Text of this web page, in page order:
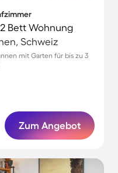
Bett Wohnung
Schweiz
mit Garten für bis zu 3
Zum Angebot